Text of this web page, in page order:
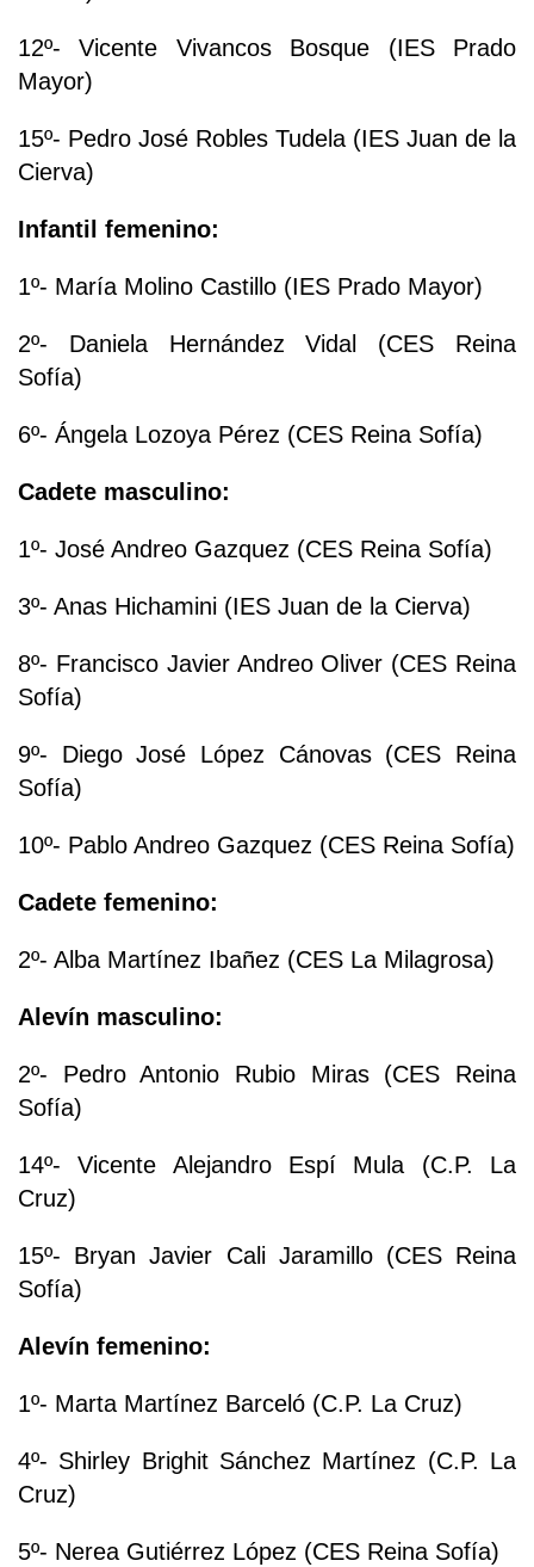
12º- Vicente Vivancos Bosque (IES Prado
Mayor)
15º- Pedro José Robles Tudela (IES Juan de la
Cierva)
Infantil femenino:
1º- María Molino Castillo (IES Prado Mayor)
2º- Daniela Hernández Vidal (CES Reina
Sofía)
6º- Ángela Lozoya Pérez (CES Reina Sofía)
Cadete masculino:
1º- José Andreo Gazquez (CES Reina Sofía)
3º- Anas Hichamini (IES Juan de la Cierva)
8º- Francisco Javier Andreo Oliver (CES Reina
Sofía)
9º- Diego José López Cánovas (CES Reina
Sofía)
10º- Pablo Andreo Gazquez (CES Reina Sofía)
Cadete femenino:
2º- Alba Martínez Ibañez (CES La Milagrosa)
Alevín masculino:
2º- Pedro Antonio Rubio Miras (CES Reina
Sofía)
14º- Vicente Alejandro Espí Mula (C.P. La
Cruz)
15º- Bryan Javier Cali Jaramillo (CES Reina
Sofía)
Alevín femenino:
1º- Marta Martínez Barceló (C.P. La Cruz)
4º- Shirley Brighit Sánchez Martínez (C.P. La
Cruz)
5º- Nerea Gutiérrez López (CES Reina Sofía)